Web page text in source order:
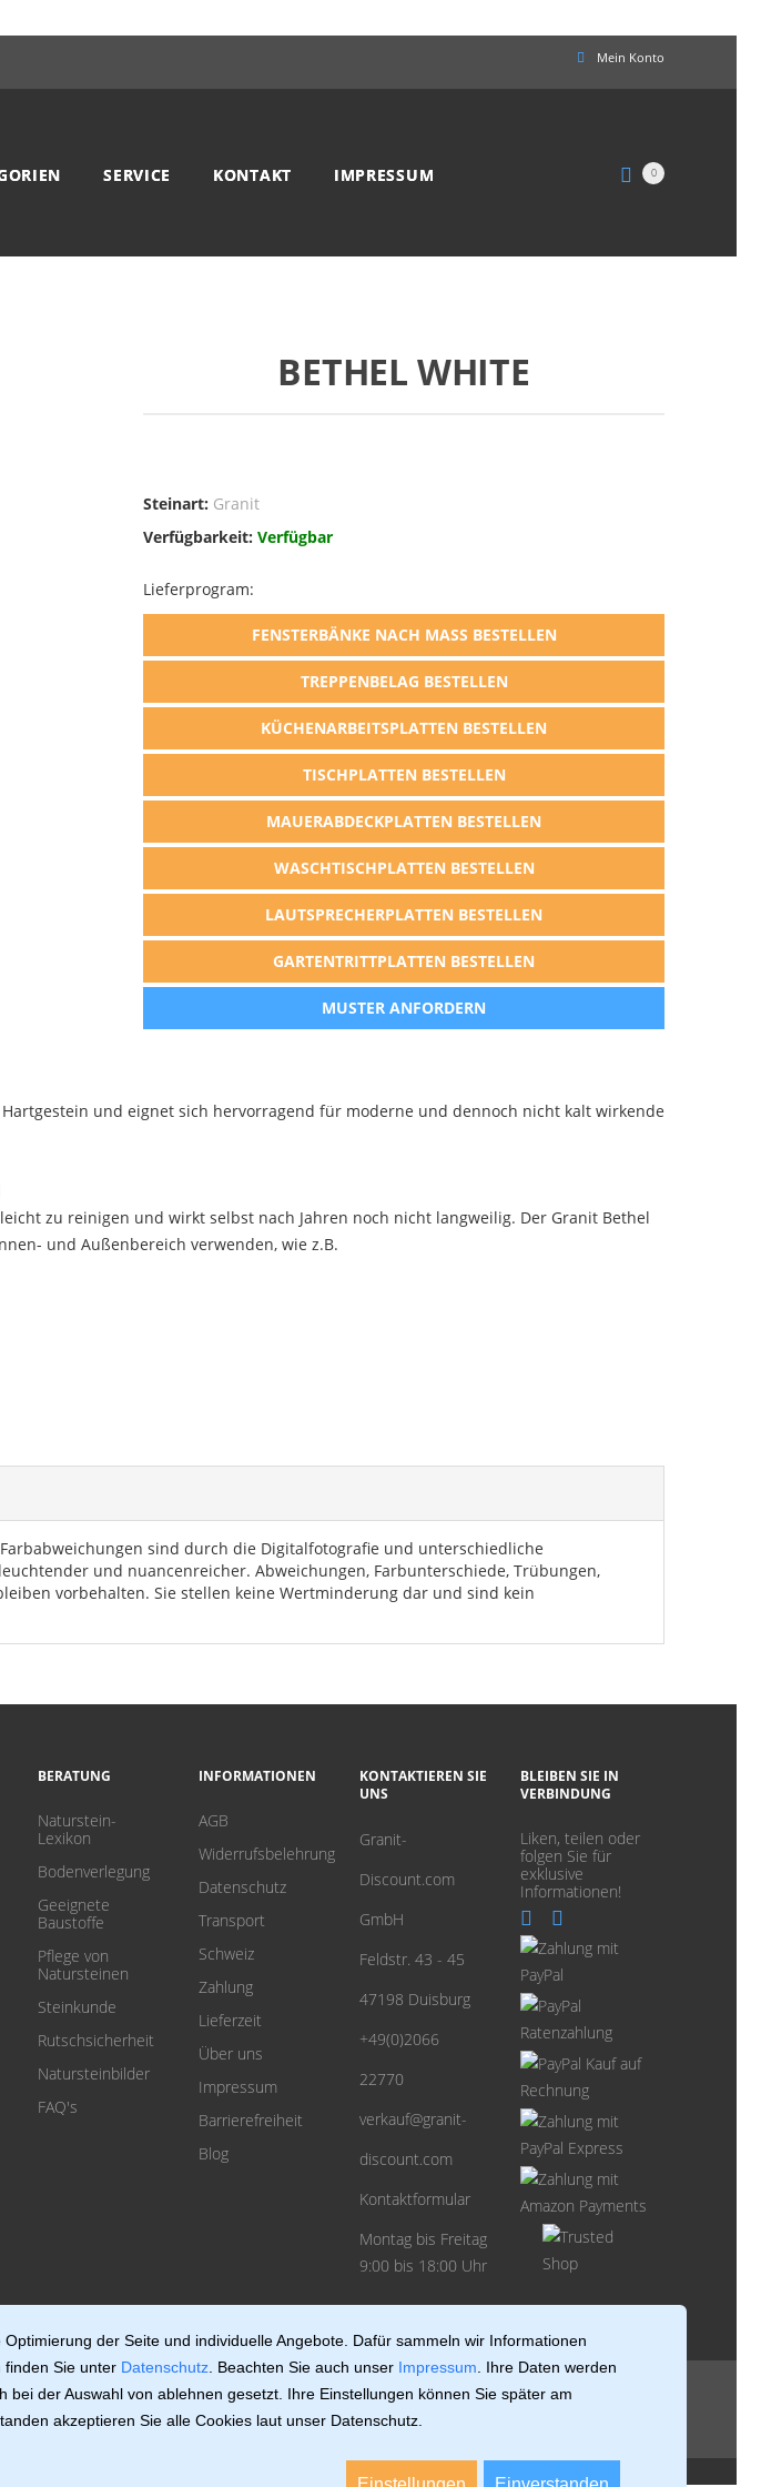
Mein Konto
SERVICE KONTAKT IMPRESSUM 0
BETHEL WHITE
Steinart: Granit
Verfügbarkeit: Verfügbar
Lieferprogram:
FENSTERBÄNKE NACH MASS BESTELLEN
TREPPENBELAG BESTELLEN
KÜCHENARBEITSPLATTEN BESTELLEN
TISCHPLATTEN BESTELLEN
MAUERABDECKPLATTEN BESTELLEN
WASCHTISCHPLATTEN BESTELLEN
LAUTSPRECHERPLATTEN BESTELLEN
GARTENTRITTPLATTEN BESTELLEN
MUSTER ANFORDERN
und eignet sich hervorragend für moderne und dennoch nicht kalt wirkende
zu reinigen und wirkt selbst nach Jahren noch nicht langweilig. Der Granit Bethel
und Außenbereich verwenden, wie z.B.
sind durch die Digitalfotografie und unterschiedliche
und nuancenreicher. Abweichungen, Farbunterschiede, Trübungen,
vorbehalten. Sie stellen keine Wertminderung dar und sind kein
BERATUNG
Naturstein-
Lexikon
Bodenverlegung
Geeignete
Baustoffe
Pflege von
Natursteinen
Steinkunde
Rutschsicherheit
Natursteinbilder
FAQ's
INFORMATIONEN
AGB
Widerrufsbelehrung
Datenschutz
Transport
Schweiz
Zahlung
Lieferzeit
Über uns
Impressum
Barrierefreiheit
Blog
KONTAKTIEREN SIE
UNS
Granit-
Discount.com
GmbH
Feldstr. 43 - 45
47198 Duisburg
+49(0)2066
22770
verkauf@granit-
discount.com
Kontaktformular
Montag bis Freitag
9:00 bis 18:00 Uhr
BLEIBEN SIE IN
VERBINDUNG
Liken, teilen oder
folgen Sie für
exklusive
Informationen!
der Seite und individuelle Angebote. Dafür sammeln wir Informationen
finden Sie unter Datenschutz . Beachten Sie auch unser Impressum . Ihre Daten werden
der Auswahl von ablehnen gesetzt. Ihre Einstellungen können Sie später am
akzeptieren Sie alle Cookies laut unser Datenschutz.